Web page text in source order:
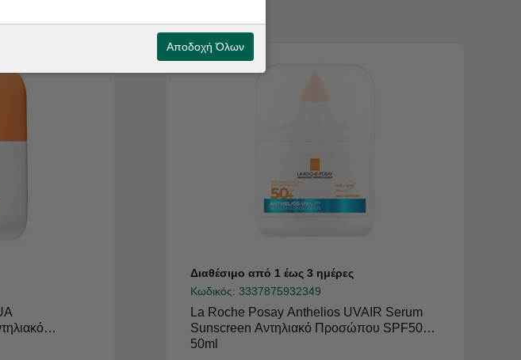
Διαθέσιμο από 1 έως 3 ημέρες
Κωδικός: 3337875932349
La Roche Posay Anthelios UVAIR Serum
Sunscreen Aντηλιακό Προσώπου SPF50+
50ml
Αποδοχή Όλων